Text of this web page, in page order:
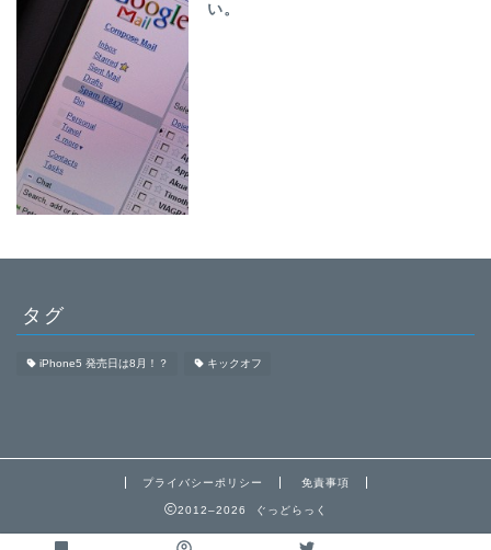
い。
タグ
iPhone5 発売日は8月！？ キックオフ
プライバシーポリシー 免責事項
2012–2026 ぐっどらっく